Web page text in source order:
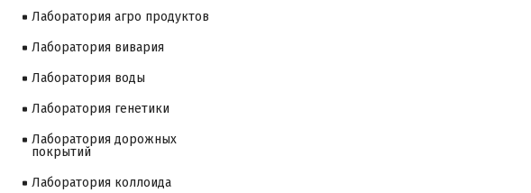
Лаборатория агро продуктов
Лаборатория вивария
Лаборатория воды
Лаборатория генетики
Лаборатория дорожных
покрытий
Лаборатория коллоида